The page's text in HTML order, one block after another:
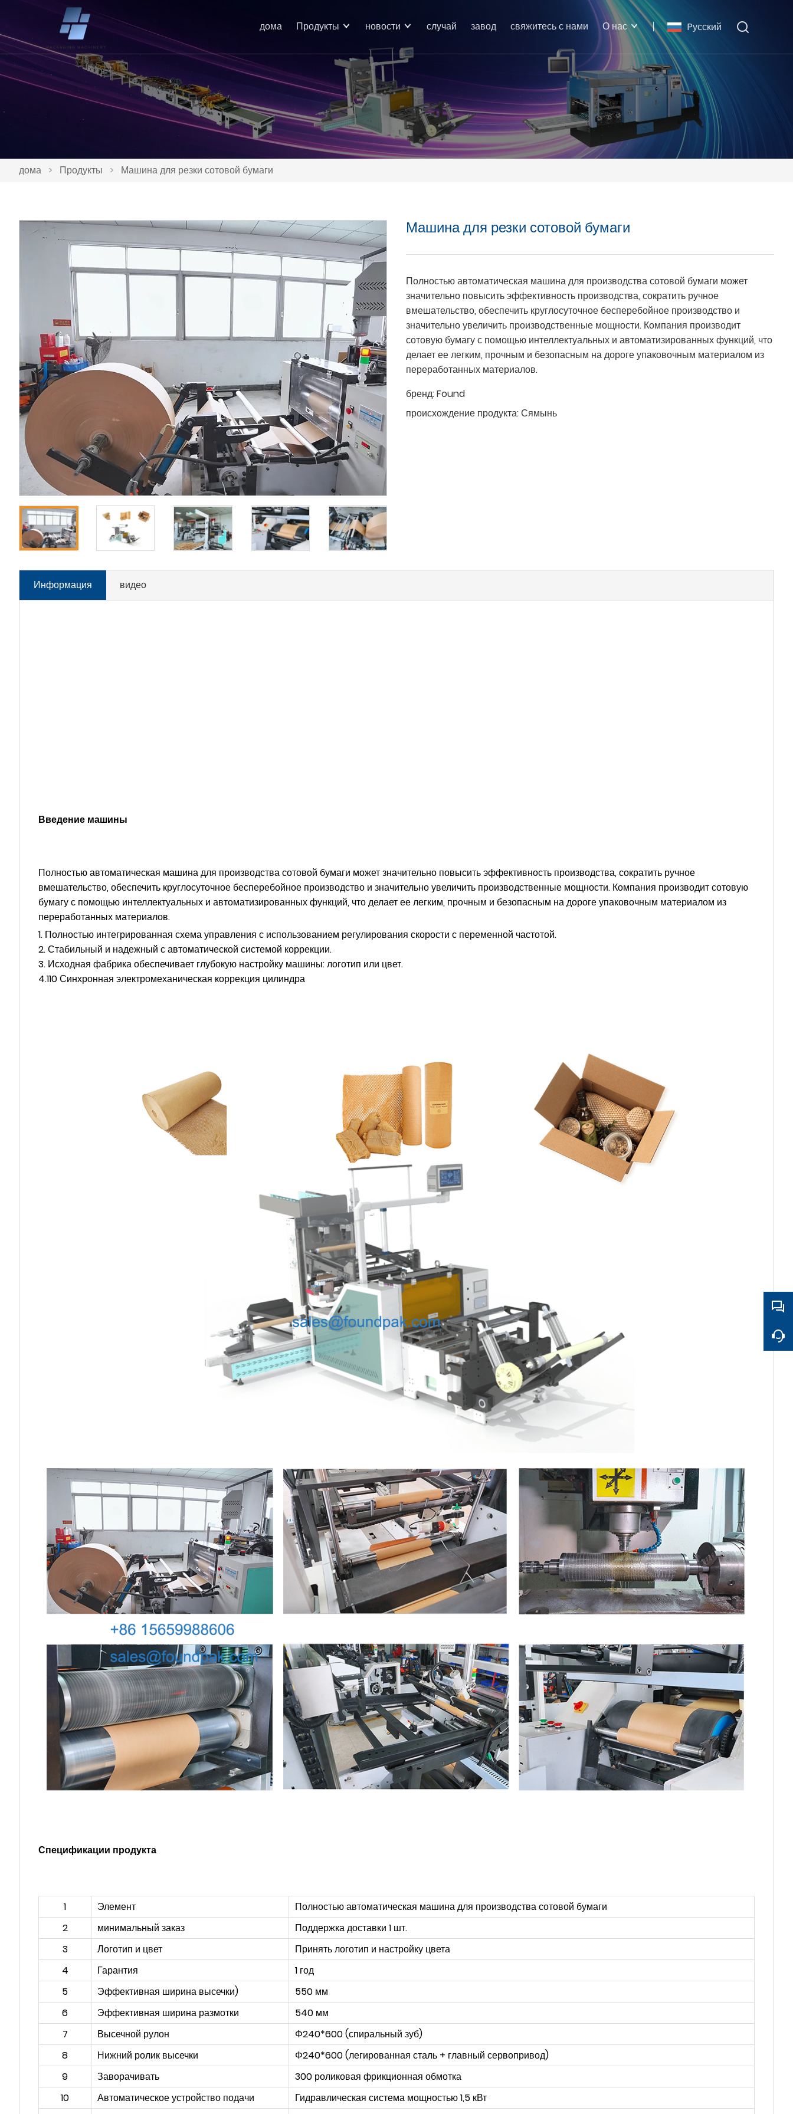
Pусский
дома Продукты новости случай завод свяжитесь с нами О нас
дома > Продукты > Машина для резки сотовой бумаги
Машина для резки сотовой бумаги
Полностью автоматическая машина для производства сотовой бумаги может
значительно повысить эффективность производства, сократить ручное
вмешательство, обеспечить круглосуточное бесперебойное производство и
значительно увеличить производственные мощности. Компания производит
сотовую бумагу с помощью интеллектуальных и автоматизированных функций, что
делает ее легким, прочным и безопасным на дороге упаковочным материалом из
переработанных материалов.
бренд:Found
происхождение продукта:Сямынь
Информация видео
Введение машины
Полностью автоматическая машина для производства сотовой бумаги может значительно повысить эффективность производства, сократить ручное
вмешательство, обеспечить круглосуточное бесперебойное производство и значительно увеличить производственные мощности. Компания производит сотовую
бумагу с помощью интеллектуальных и автоматизированных функций, что делает ее легким, прочным и безопасным на дороге упаковочным материалом из
переработанных материалов.
1. Полностью интегрированная схема управления с использованием регулирования скорости с переменной частотой.
2. Стабильный и надежный с автоматической системой коррекции.
3. Исходная фабрика обеспечивает глубокую настройку машины: логотип или цвет.
4.110 Синхронная электромеханическая коррекция цилиндра
Спецификации продукта
1 Элемент
Полностью автоматическая машина для производства сотовой бумаги
2
минимальный заказ
Поддержка доставки 1 шт.
3
Логотип и цвет
Принять логотип и настройку цвета
4
Гарантия
1 год
5
Эффективная ширина высечки)
550 мм
6
Эффективная ширина размотки
540 мм
7
Высечной рулон
Φ240*600 (спиральный зуб)
8
Нижний ролик высечки
Φ240*600 (легированная сталь + главный сервопривод)
9
Заворачивать
300 роликовая фрикционная обмотка
10
Автоматическое устройство подачи
Гидравлическая система мощностью 1,5 кВт